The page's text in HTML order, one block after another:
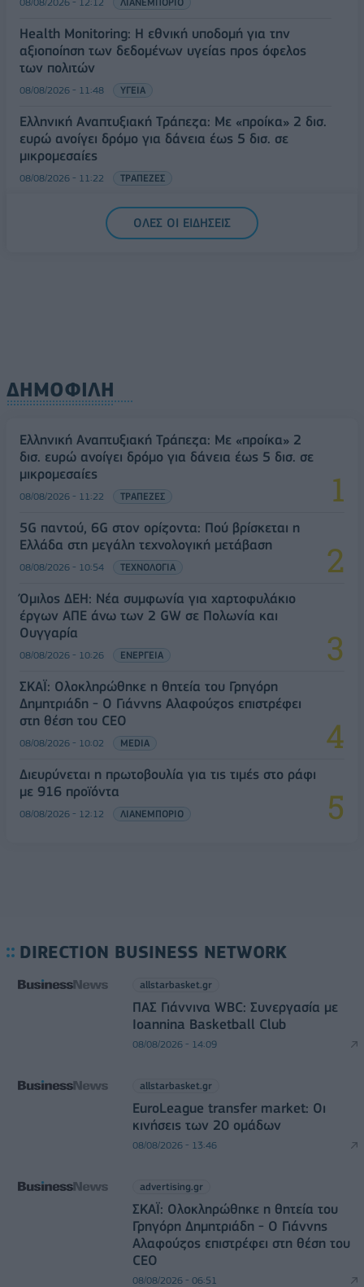
Health Monitoring: Η εθνική υποδομή για την
αξιοποίηση των δεδομένων υγείας προς όφελος
των πολιτών
08/08/2026 - 11:48 ΥΓΕΙΑ
Ελληνική Αναπτυξιακή Τράπεζα: Με «προίκα» 2 δισ.
ευρώ ανοίγει δρόμο για δάνεια έως 5 δισ. σε
μικρομεσαίες
08/08/2026 - 11:22 ΤΡΑΠΕΖΕΣ
5G παντού, 6G στον ορίζοντα: Πού βρίσκεται η
Ελλάδα στη μεγάλη τεχνολογική μετάβαση
ΟΛΕΣ ΟΙ ΕΙΔΗΣΕΙΣ
ΔΗΜΟΦΙΛΗ
Ελληνική Αναπτυξιακή Τράπεζα: Με «προίκα» 2
δισ. ευρώ ανοίγει δρόμο για δάνεια έως 5 δισ. σε
μικρομεσαίες
08/08/2026 - 11:22 ΤΡΑΠΕΖΕΣ
5G παντού, 6G στον ορίζοντα: Πού βρίσκεται η
Ελλάδα στη μεγάλη τεχνολογική μετάβαση
08/08/2026 - 10:54 ΤΕΧΝΟΛΟΓΙΑ
Όμιλος ΔΕΗ: Νέα συμφωνία για χαρτοφυλάκιο
έργων ΑΠΕ άνω των 2 GW σε Πολωνία και
Ουγγαρία
08/08/2026 - 10:26 ΕΝΕΡΓΕΙΑ
ΣΚΑΪ: Ολοκληρώθηκε η θητεία του Γρηγόρη
Δημητριάδη - Ο Γιάννης Αλαφούζος επιστρέφει
στη θέση του CEO
08/08/2026 - 10:02 MEDIA
Διευρύνεται η πρωτοβουλία για τις τιμές στο ράφι
με 916 προϊόντα
08/08/2026 - 12:12 ΛΙΑΝΕΜΠΟΡΙΟ
DIRECTION BUSINESS NETWORK
allstarbasket.gr
ΠΑΣ Γιάννινα WBC: Συνεργασία με
Ioannina Basketball Club
08/08/2026 - 14:09
allstarbasket.gr
EuroLeague transfer market: Οι
κινήσεις των 20 ομάδων
08/08/2026 - 13:46
advertising.gr
ΣΚΑΪ: Ολοκληρώθηκε η θητεία του
Γρηγόρη Δημητριάδη - Ο Γιάννης
Αλαφούζος επιστρέφει στη θέση του
CEO
08/08/2026 - 06:51